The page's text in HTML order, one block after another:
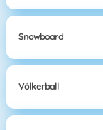
Snowboard
Völkerball